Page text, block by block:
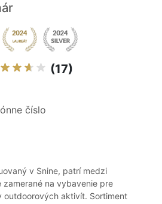
(17)
číslo
v Snine, patrí medzi
zamerané na vybavenie pre
outdoorových aktivít. Sortiment